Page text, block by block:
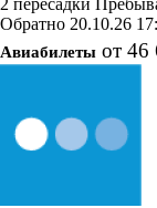
Обратно 20.10.26
Авиабилеты от 46